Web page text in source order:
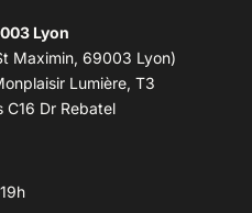
Lyon
Maximin, 69003 Lyon)
Lumière, T3
C16 Dr Rebatel